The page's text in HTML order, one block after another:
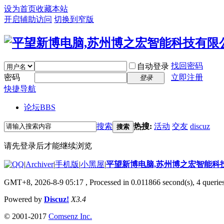
设为首页收藏本站
开启辅助访问 切换到窄版
自动登录 找回密码
密码
登录
立即注册
快捷导航
论坛BBS
搜索 搜索 热搜: 活动 交友 discuz
请先登录后才能继续浏览
|Archiver|手机版|小黑屋|平望新博电脑,苏州博之宏智能科
GMT+8, 2026-8-9 05:17 , Processed in 0.011866 second(s), 4
Powered by Discuz! X3.4
© 2001-2017 Comsenz Inc.